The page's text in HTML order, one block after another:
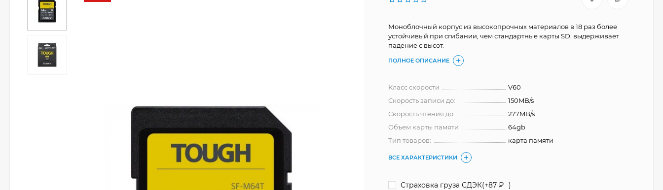
Моноблочный корпус из высокопрочных материалов в 18 раз более
устойчивый при сгибании, чем стандартные карты SD, выдерживает
падение с высот.
ПОЛНОЕ ОПИСАНИЕ
Класс скорости
V60
Скорость записи до:
150MB/s
Скорость чтения до
277MB/s
Объем карты памяти
64gb
Тип товаров:
карта памяти
ВСЕ ХАРАКТЕРИСТИКИ
Страховка груза СДЭК(+87 ₽)